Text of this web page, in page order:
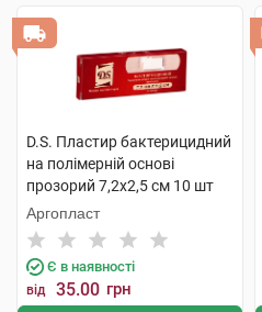
D.S. Пластир бактерицидний
на полімерній основі
прозорий 7,2х2,5 см 10 шт
Аргопласт
Є в наявності
від 35.00 грн